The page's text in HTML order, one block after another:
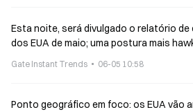
Esta noite, será divulgado o relatório de
dos EUA de maio; uma postura mais
Gate Instant Trends 06-05 10:58
Ponto geográfico em foco: os EUA vão